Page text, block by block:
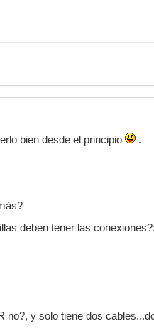
bien desde el principio
.
deben tener las conexiones?:
no?, y solo tiene dos